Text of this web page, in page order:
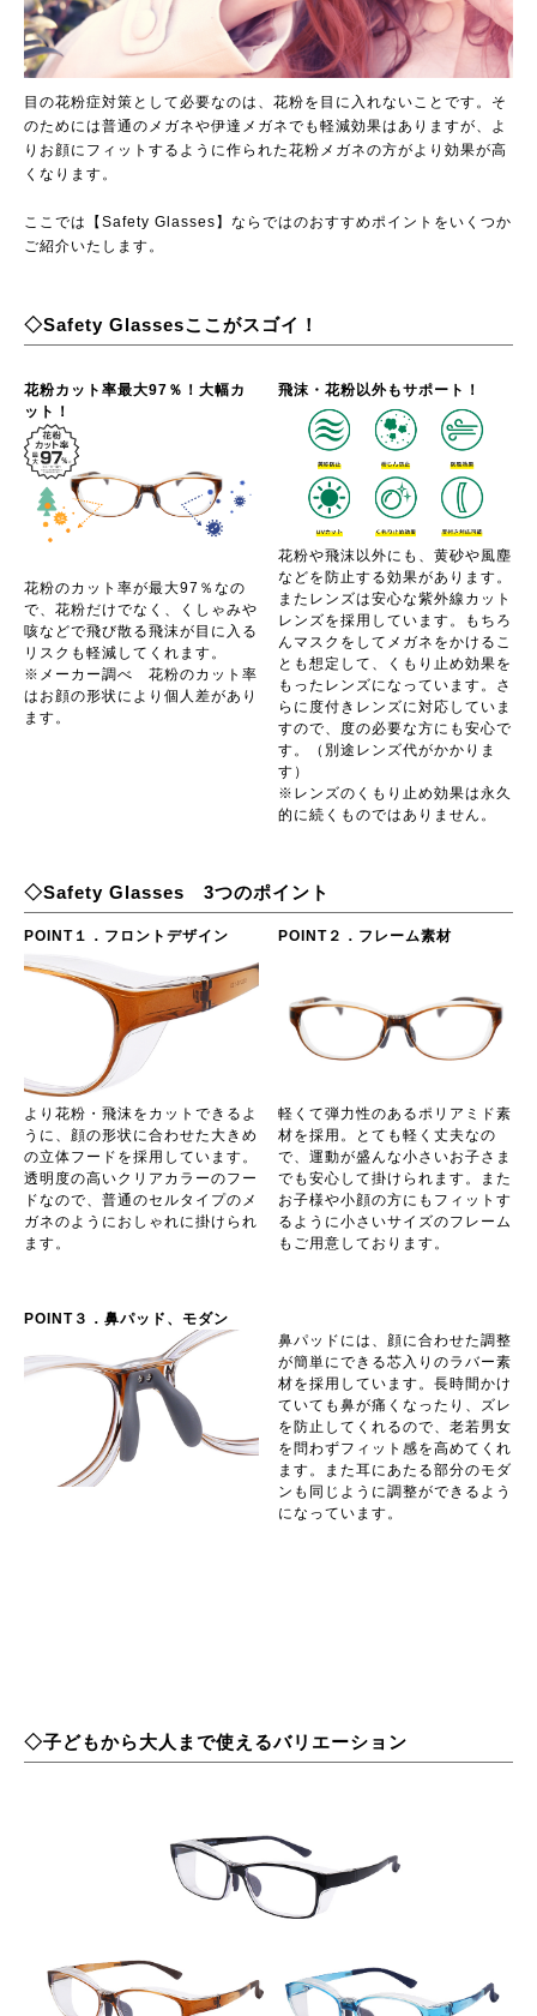
目の花粉症対策として必要なのは、花粉を目に入れないことです。そ
のためには普通のメガネや伊達メガネでも軽減効果はありますが、よ
りお顔にフィットするように作られた花粉メガネの方がより効果が高
くなります。
ここでは【Safety Glasses】ならではのおすすめポイントをいくつか
ご紹介いたします。
◇Safety Glassesここがスゴイ！
花粉カット率最大97％！大幅カ
ット！
花粉のカット率が最大97％なの
で、花粉だけでなく、くしゃみや
咳などで飛び散る飛沫が目に入る
リスクも軽減してくれます。
※メーカー調べ 花粉のカット率
はお顔の形状により個人差があり
ます。
飛沫・花粉以外もサポート！
花粉や飛沫以外にも、黄砂や風塵
などを防止する効果があります。
またレンズは安心な紫外線カット
レンズを採用しています。もちろ
んマスクをしてメガネをかけるこ
とも想定して、くもり止め効果を
もったレンズになっています。さ
らに度付きレンズに対応していま
すので、度の必要な方にも安心で
す。（別途レンズ代がかかりま
す）
※レンズのくもり止め効果は永久
的に続くものではありません。
◇Safety Glasses 3つのポイント
POINT１．フロントデザイン
より花粉・飛沫をカットできるよ
うに、顔の形状に合わせた大きめ
の立体フードを採用しています。
透明度の高いクリアカラーのフー
ドなので、普通のセルタイプのメ
ガネのようにおしゃれに掛けられ
ます。
POINT２．フレーム素材
軽くて弾力性のあるポリアミド素
材を採用。とても軽く丈夫なの
で、運動が盛んな小さいお子さま
でも安心して掛けられます。また
お子様や小顔の方にもフィットす
るように小さいサイズのフレーム
もご用意しております。
POINT３．鼻パッド、モダン
鼻パッドには、顔に合わせた調整
が簡単にできる芯入りのラバー素
材を採用しています。長時間かけ
ていても鼻が痛くなったり、ズレ
を防止してくれるので、老若男女
を問わずフィット感を高めてくれ
ます。また耳にあたる部分のモダ
ンも同じように調整ができるよう
になっています。
◇子どもから大人まで使えるバリエーション